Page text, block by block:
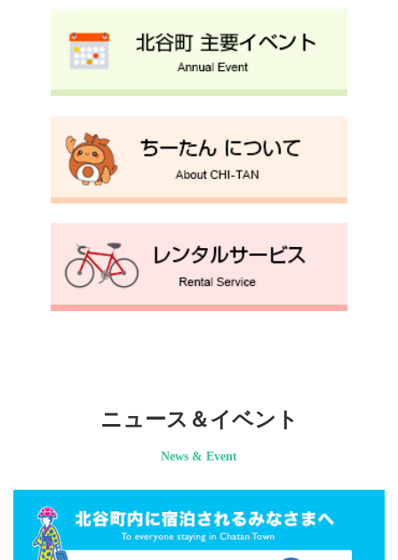
ニュース＆イベント
News & Event